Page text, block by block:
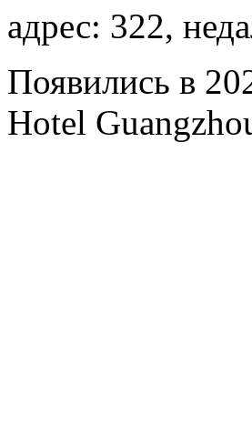
адрес: 322,
Появились в
Hotel